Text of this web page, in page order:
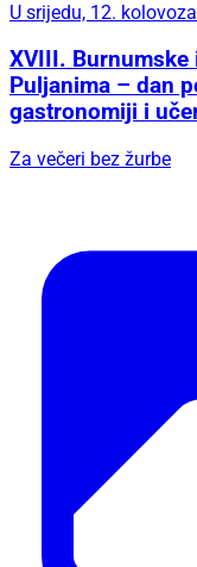
U srijedu, 12. kolovoza
XVIII. Burnumske
Puljanima – dan
gastronomiji i
Za večeri bez žurbe